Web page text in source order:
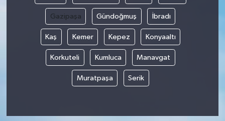
Gazipaşa Gündoğmuş İbradı
Kaş Kemer Kepez Konyaaltı
Korkuteli Kumluca Manavgat
Muratpaşa Serik